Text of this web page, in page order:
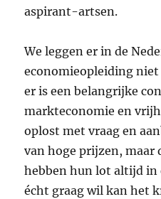
aspirant-artsen.
We leggen er in de
economieopleiding
er is een belangrijke
markteconomie en
oplost met vraag en
van hoge prijzen, maar
hebben hun lot altijd in
écht graag wil kan het